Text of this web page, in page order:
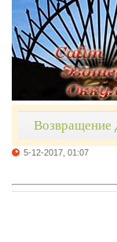
Возвращение
5-12-2017, 01:07